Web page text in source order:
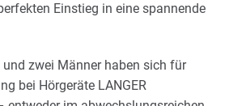
Einstieg in eine spannende
zwei Männer haben sich für
bei Hörgeräte LANGER